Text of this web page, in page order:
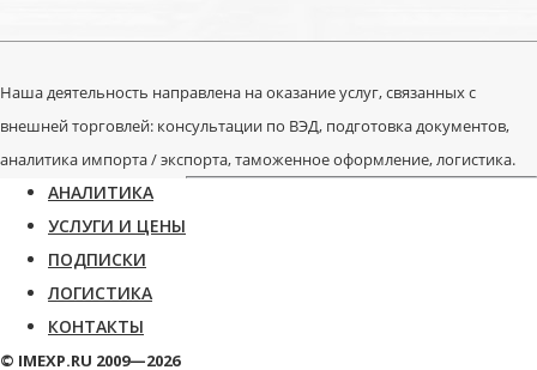
Наша деятельность направлена на оказание услуг, связанных с
внешней торговлей: консультации по ВЭД, подготовка документов,
аналитика импорта / экспорта, таможенное оформление, логистика.
АНАЛИТИКА
УСЛУГИ И ЦЕНЫ
ПОДПИСКИ
ЛОГИСТИКА
КОНТАКТЫ
© IMEXP.RU 2009—2026